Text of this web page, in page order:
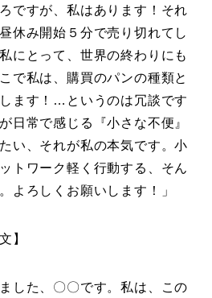
ですが、私はあります！それ
休み開始５分で売り切れてし
にとって、世界の終わりにも
で私は、購買のパンの種類と
ます！…というのは冗談です
日常で感じる『小さな不便』
い、それが私の本気です。小
トワーク軽く行動する、そん
よろしくお願いします！」
】
した、〇〇です。私は、この